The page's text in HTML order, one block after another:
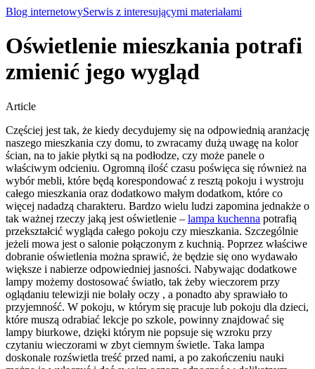
Blog internetowySerwis z interesującymi materiałami
Oświetlenie mieszkania potrafi
zmienić jego wygląd
Article
Częściej jest tak, że kiedy decydujemy się na odpowiednią aranżację
naszego mieszkania czy domu, to zwracamy dużą uwagę na kolor
ścian, na to jakie płytki są na podłodze, czy może panele o
właściwym odcieniu. Ogromną ilość czasu poświęca się również na
wybór mebli, które będą korespondować z resztą pokoju i wystroju
całego mieszkania oraz dodatkowo małym dodatkom, które co
więcej nadadzą charakteru. Bardzo wielu ludzi zapomina jednakże o
tak ważnej rzeczy jaką jest oświetlenie – lampa kuchenna potrafią
przekształcić wygląda całego pokoju czy mieszkania. Szczególnie
jeżeli mowa jest o salonie połączonym z kuchnią. Poprzez właściwe
dobranie oświetlenia można sprawić, że będzie się ono wydawało
większe i nabierze odpowiedniej jasności. Nabywając dodatkowe
lampy możemy dostosować światło, tak żeby wieczorem przy
oglądaniu telewizji nie bolały oczy , a ponadto aby sprawiało to
przyjemność. W pokoju, w którym się pracuje lub pokoju dla dzieci,
które muszą odrabiać lekcje po szkole, powinny znajdować się
lampy biurkowe, dzięki którym nie popsuje się wzroku przy
czytaniu wieczorami w zbyt ciemnym świetle. Taka lampa
doskonale rozświetla treść przed nami, a po zakończeniu nauki